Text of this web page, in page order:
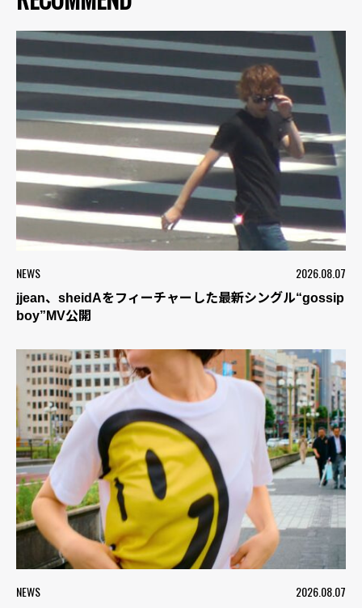
NEWS 2026.08.07
jjean、sheidAをフィーチャーした最新シングル“gossip
boy”MV公開
NEWS 2026.08.07